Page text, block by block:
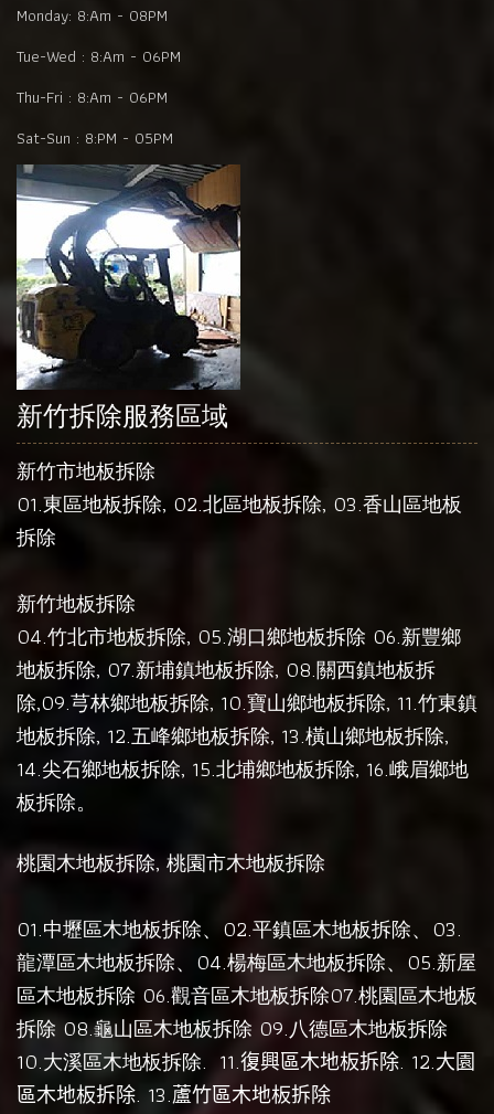
Monday: 8:Am - 08PM
Tue-Wed : 8:Am - 06PM
Thu-Fri : 8:Am - 06PM
Sat-Sun : 8:PM - 05PM
新竹拆除服務區域
新竹市地板拆除
01.東區地板拆除, 02.北區地板拆除, 03.香山區地板
拆除
新竹地板拆除
04.竹北市地板拆除, 05.湖口鄉地板拆除 06.新豐鄉
地板拆除, 07.新埔鎮地板拆除, 08.關西鎮地板拆
除,09.芎林鄉地板拆除, 10.寶山鄉地板拆除, 11.竹東鎮
地板拆除, 12.五峰鄉地板拆除, 13.橫山鄉地板拆除,
14.尖石鄉地板拆除, 15.北埔鄉地板拆除, 16.峨眉鄉地
板拆除。
桃園木地板拆除, 桃園市木地板拆除
01.中壢區木地板拆除、02.平鎮區木地板拆除、03.
龍潭區木地板拆除、04.楊梅區木地板拆除、05.新屋
區木地板拆除 06.觀音區木地板拆除07.桃園區木地板
拆除 08.龜山區木地板拆除 09.八德區木地板拆除
10.大溪區木地板拆除. 11.復興區木地板拆除. 12.大園
區木地板拆除. 13.蘆竹區木地板拆除